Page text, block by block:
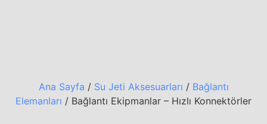
Ana Sayfa / Su Jeti Aksesuarları / Bağlantı
Elemanları / Bağlantı Ekipmanlar – Hızlı Konnektörler